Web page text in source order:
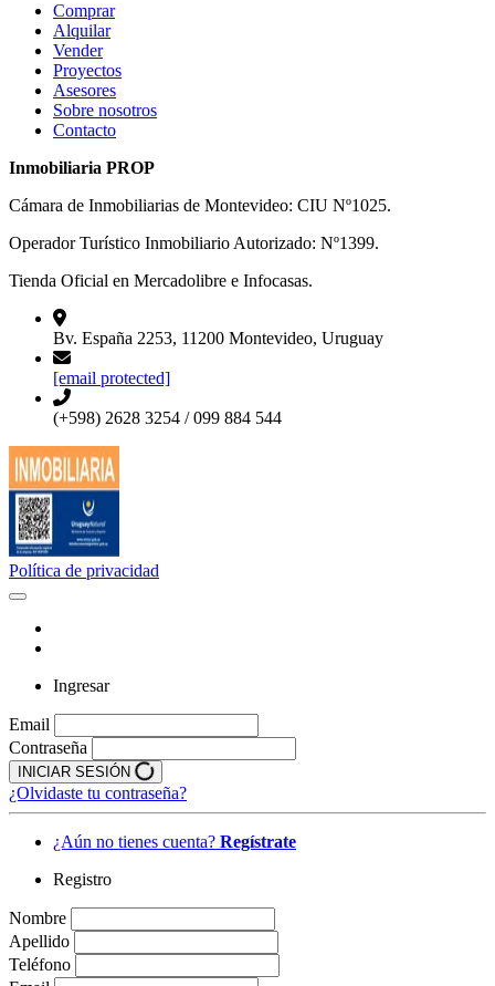
Comprar
Alquilar
Vender
Proyectos
Asesores
Sobre nosotros
Contacto
Inmobiliaria PROP
Cámara de Inmobiliarias de Montevideo: CIU Nº1025.
Operador Turístico Inmobiliario Autorizado: Nº1399.
Tienda Oficial en Mercadolibre e Infocasas.
Bv. España 2253, 11200 Montevideo, Uruguay
[email protected]
(+598) 2628 3254 / 099 884 544
Política de privacidad
Ingresar
Email
Contraseña
INICIAR SESIÓN
¿Olvidaste tu contraseña?
¿Aún no tienes cuenta? Regístrate
Registro
Nombre
Apellido
Teléfono